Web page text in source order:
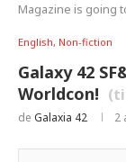
Magazine is going
English, Non-fiction
Galaxy 42
Worldcon!
de Galaxia 42 2